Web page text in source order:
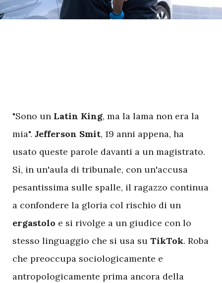
"Sono un Latin King, ma la lama non era la
mia". Jefferson Smit, 19 anni appena, ha
usato queste parole davanti a un magistrato.
Sì, in un'aula di tribunale, con un'accusa
pesantissima sulle spalle, il ragazzo continua
a confondere la gloria col rischio di un
ergastolo e si rivolge a un giudice con lo
stesso linguaggio che si usa su TikTok. Roba
che preoccupa sociologicamente e
antropologicamente prima ancora della